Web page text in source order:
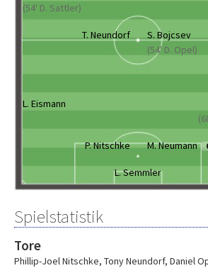
(54' D. Sattler)
T. Neundorf
S. Bojcsev
(54' D. Opel)
L. Eismann
P. Nitschke M. Neumann
L. Semmler
Spielstatistik
Tore
Phillip-Joel Nitschke, Tony Neundorf, Daniel